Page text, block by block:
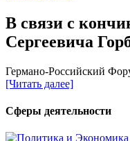
В связи с
Сергеевича
Германо-Российский
[Читать далее]
Сферы деятельности